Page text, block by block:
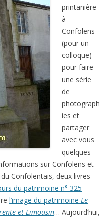
printanière
à
Confolens
(pour un
colloque)
pour faire
une série
de
photograph
ies et
partager
avec vous
quelques-
sur Confolens et
Confolentais, deux livres
du patrimoine n° 325
l’image du patrimoine Le
et Limousin… Aujourd’hui,